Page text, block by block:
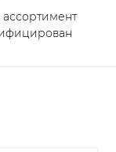
ассортимент